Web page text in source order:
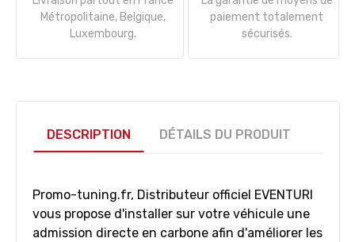
Métropolitaine, Belgique,
Luxembourg.
paiement totalement
sécurisés.
DESCRIPTION DÉTAILS DU PRODUIT
Promo-tuning.fr, Distributeur officiel EVENTURI
vous propose d'installer sur votre véhicule une
admission directe en carbone afin d'améliorer les